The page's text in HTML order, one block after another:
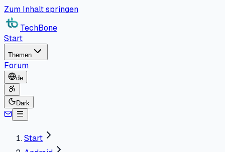
Zum Inhalt springen
TechBone
Start
Themen
Forum
de
Dark
Start